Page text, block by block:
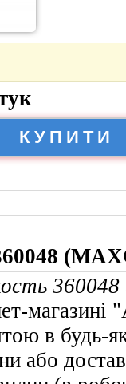
КУПИТИ
магазині
в будь-
або